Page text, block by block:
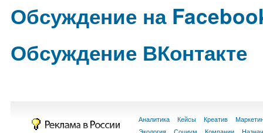
Обсуждение на
Обсуждение ВКонтакте
Аналитика Кейсы Креатив